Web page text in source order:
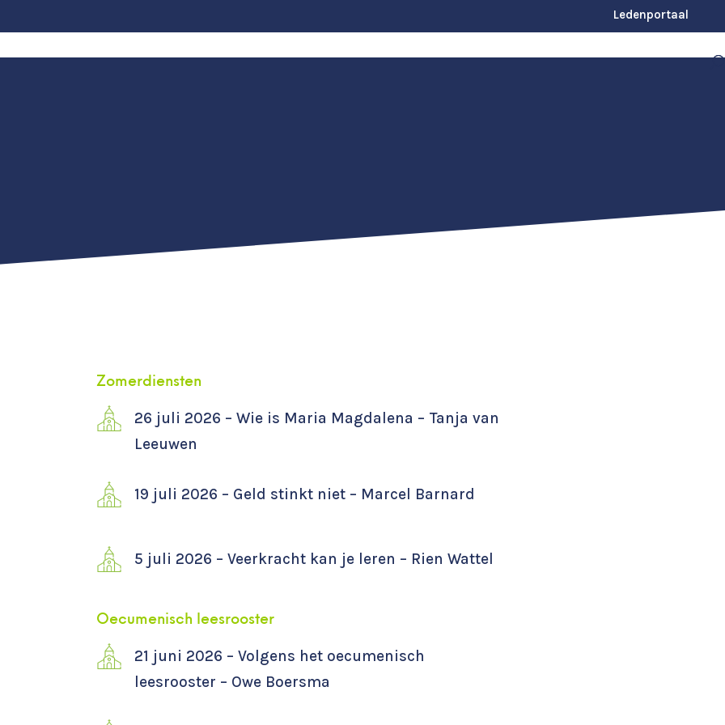
Ledenportaal
Zomerdiensten
26 juli 2026 – Wie is Maria Magdalena – Tanja van
Leeuwen
19 juli 2026 – Geld stinkt niet – Marcel Barnard
5 juli 2026 – Veerkracht kan je leren – Rien Wattel
Oecumenisch leesrooster
21 juni 2026 – Volgens het oecumenisch
leesrooster – Owe Boersma